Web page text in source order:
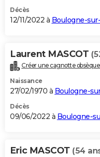
Décès
12/11/2022 à Boulogne-
Laurent MASCOT
Créer une cagnotte
Naissance
27/02/1970 à Boulogne-
Décès
09/06/2022 à Boulogne-
Eric MASCOT (54